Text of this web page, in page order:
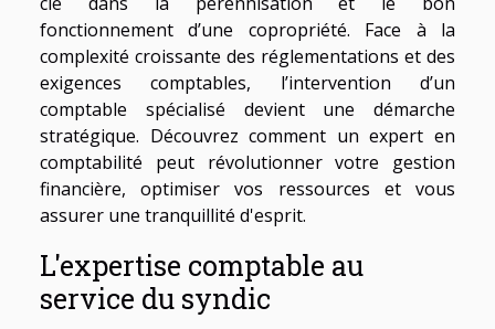
fonctionnement d’une copropriété. Face à la
complexité croissante des réglementations et des
exigences comptables, l’intervention d’un
comptable spécialisé devient une démarche
stratégique. Découvrez comment un expert en
comptabilité peut révolutionner votre gestion
financière, optimiser vos ressources et vous
assurer une tranquillité d'esprit.
L'expertise comptable au
service du syndic